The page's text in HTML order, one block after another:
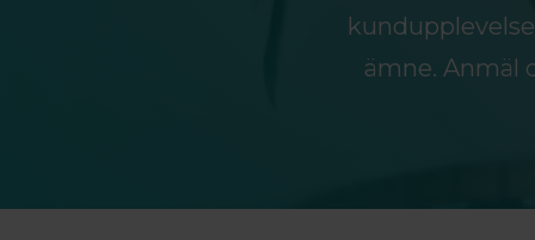
ämne. Anmäl